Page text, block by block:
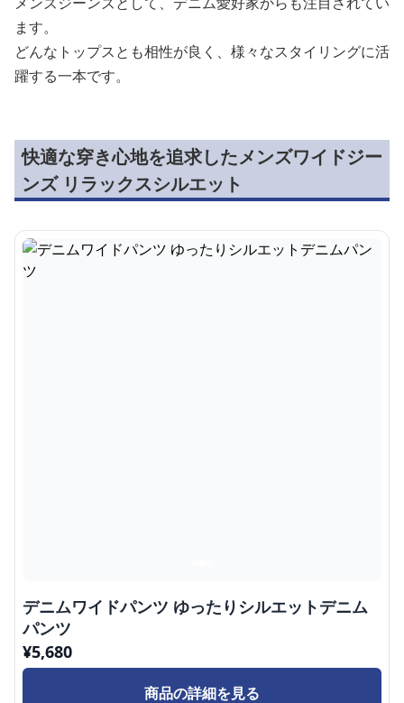
ッシュな印象を与えるバランスの良さも魅力です。
細部までこだわり抜かれたデザインは、カジュアルなコー
ディネートを格上げしてくれます。
メンズジーンズとして、デニム愛好家からも注目されてい
ます。
どんなトップスとも相性が良く、様々なスタイリングに活
躍する一本です。